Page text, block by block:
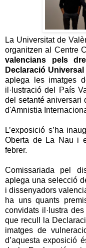
La Universitat de
organitzen al Centre
valencians pels
Declaració
aplega les imatges
il·lustració del País
del setanté aniversari
d'Amnistia
L’exposició s’ha
Oberta de La Nau i
febrer.
Comissariada pel
aplega una selecció
i dissenyadors
ha uns quants
convidats il·lustra
que recull la
imatges de
d’aquesta exposició